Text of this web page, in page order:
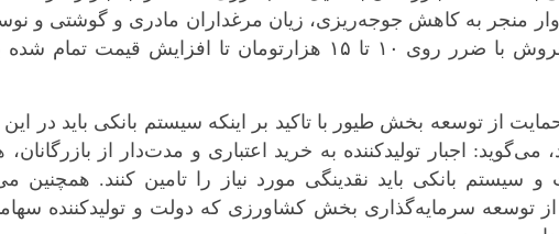
منجر به کاهش جوجه‌ریزی، زیان مرغداران مادری و گوشتی و
از توسعه بخش طیور با تاکید بر اینکه سیستم بانکی باید در
می‌گوید: اجبار تولیدکننده به خرید اعتباری و مدت‌دار از بازرگانان،
و سیستم بانکی باید نقدینگی مورد نیاز را تامین کنند. همچنین
توسعه سرمایه‌گذاری بخش کشاورزی که دولت و تولیدکننده